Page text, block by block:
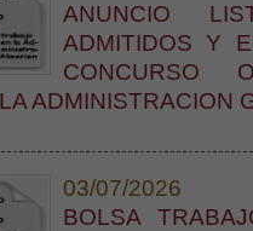
ANUNCIO
ADMITIDOS Y
CONCURSO
ADMINISTRACION
03/07/2026
BOLSA